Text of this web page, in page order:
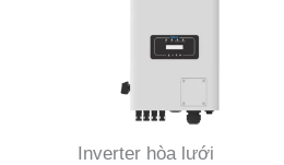
Inverter hòa lưới